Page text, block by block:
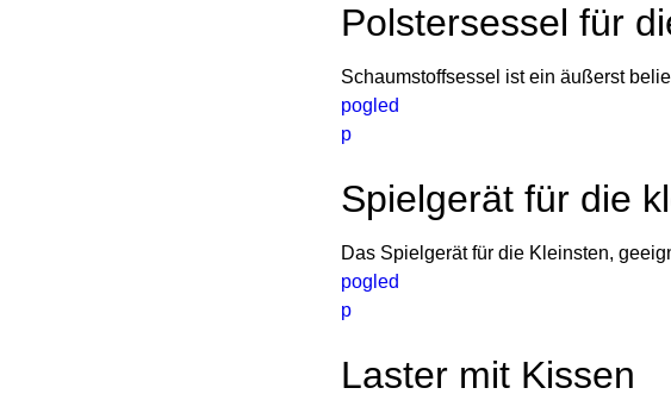
Polstersessel für
Schaumstoffsessel ist ein äußerst
pogled
p
Spielgerät für die
Das Spielgerät für die Kleinsten,
pogled
p
Laster mit Kissen